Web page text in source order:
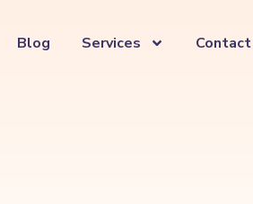
Blog Services